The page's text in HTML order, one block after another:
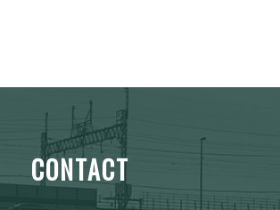
CONTACT